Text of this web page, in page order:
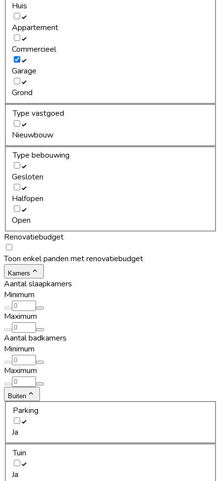
Huis
Appartement
Commercieel
Garage
Grond
Type vastgoed
Nieuwbouw
Type bebouwing
Gesloten
Halfopen
Open
Renovatiebudget
Toon enkel panden met renovatiebudget
Kamers
Aantal slaapkamers
Minimum
Maximum
Aantal badkamers
Minimum
Maximum
Buiten
Parking
Ja
Tuin
Ja